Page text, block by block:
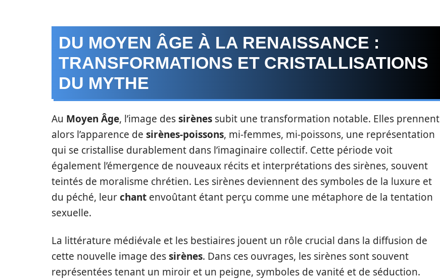
DU MOYEN ÂGE À LA RENAISSANCE :
TRANSFORMATIONS ET CRISTALLISATIONS
DU MYTHE
Au Moyen Âge, l’image dessirènes subit une transformation notable. Elles prennent
alors l’apparence de sirènes-poissons, mi-femmes, mi-poissons, une représentation
qui se cristallise durablement dans l’imaginaire collectif. Cette période voit
également l’émergence de nouveaux récits et interprétations des sirènes, souvent
teintés de moralisme chrétien. Les sirènes deviennent des symboles de la luxure et
du péché, leurchant envoûtant étant perçu comme une métaphore de la tentation
sexuelle.
La littérature médiévale et les bestiaires jouent un rôle crucial dans la diffusion de
cette nouvelle image dessirènes. Dans ces ouvrages, les sirènes sont souvent
représentées tenant un miroir et un peigne, symboles de vanité et de séduction.